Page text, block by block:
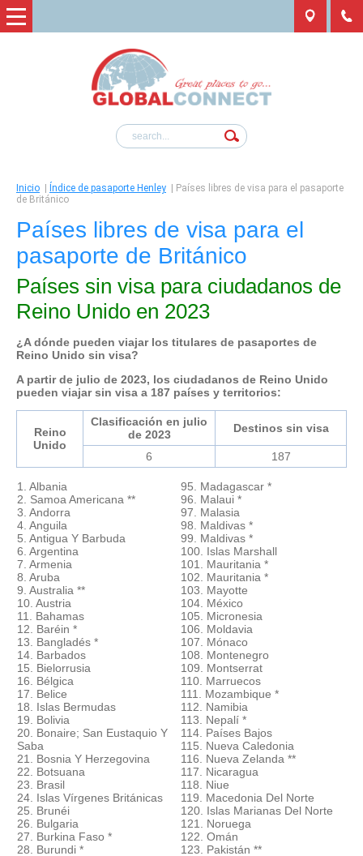
Inicio Índice de pasaporte Henley
Países libres de visa para el pasaporte
de Británico
Países libres de visa para el
pasaporte de Británico
Países sin visa para ciudadanos de
Reino Unido en 2023
¿A dónde pueden viajar los titulares de pasaportes de
Reino Unido sin visa?
A partir de julio de 2023, los ciudadanos de Reino Unido
pueden viajar sin visa a 187 países y territorios:
Reino
Unido
Clasificación en julio
de 2023
Destinos sin visa
6 187
1. Albania
2. Samoa Americana **
3. Andorra
4. Anguila
5. Antigua Y Barbuda
6. Argentina
7. Armenia
8. Aruba
9. Australia **
10. Austria
11. Bahamas
12. Baréin *
13. Bangladés *
14. Barbados
15. Bielorrusia
16. Bélgica
17. Belice
18. Islas Bermudas
19. Bolivia
20. Bonaire; San Eustaquio Y
Saba
21. Bosnia Y Herzegovina
22. Botsuana
23. Brasil
24. Islas Vírgenes Británicas
25. Brunéi
26. Bulgaria
27. Burkina Faso *
28. Burundi *
95. Madagascar *
96. Malaui *
97. Malasia
98. Maldivas *
99. Maldivas *
100. Islas Marshall
101. Mauritania *
102. Mauritania *
103. Mayotte
104. México
105. Micronesia
106. Moldavia
107. Mónaco
108. Montenegro
109. Montserrat
110. Marruecos
111. Mozambique *
112. Namibia
113. Nepalí *
114. Países Bajos
115. Nueva Caledonia
116. Nueva Zelanda **
117. Nicaragua
118. Niue
119. Macedonia Del Norte
120. Islas Marianas Del Norte
121. Noruega
122. Omán
123. Pakistán **